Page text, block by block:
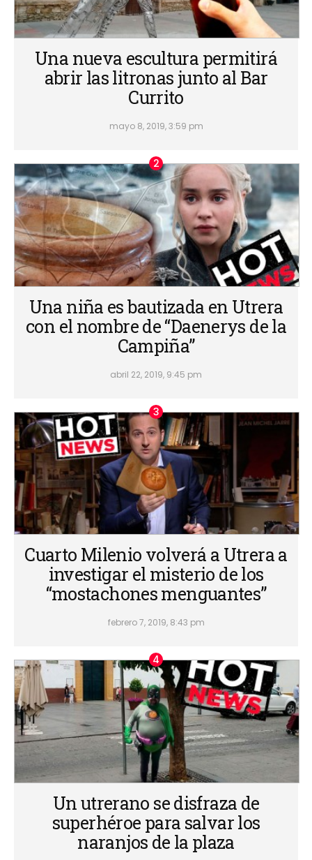
Una nueva escultura permitirá
abrir las litronas junto al Bar
Currito
mayo 8, 2019, 3:59 pm
Una niña es bautizada en Utrera
con el nombre de “Daenerys de la
Campiña”
abril 22, 2019, 9:45 pm
Cuarto Milenio volverá a Utrera a
investigar el misterio de los
“mostachones menguantes”
febrero 7, 2019, 8:43 pm
Un utrerano se disfraza de
superhéroe para salvar los
naranjos de la plaza